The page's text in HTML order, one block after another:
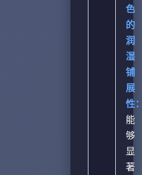
色
的
润
湿
铺
展
性
能
够
显
著